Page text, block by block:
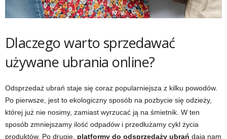
Dlaczego warto sprzedawać
używane ubrania online?
Odsprzedaż ubrań staje się coraz popularniejsza z kilku powodów.
Po pierwsze, jest to ekologiczny sposób na pozbycie się odzieży,
której już nie nosimy, zamiast wyrzucać ją na śmietnik. W ten
sposób zmniejszamy ilość odpadów i przedłużamy cykl życia
produktów. Po drugie, platformy do odsprzedaży ubrań dają nam